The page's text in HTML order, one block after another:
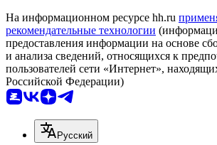
На информационном ресурсе hh.ru
рекомендательные технологии
предоставления информации на основе
и анализа сведений, относящихся к
пользователей сети «Интернет»,
Российской Федерации)
Русский